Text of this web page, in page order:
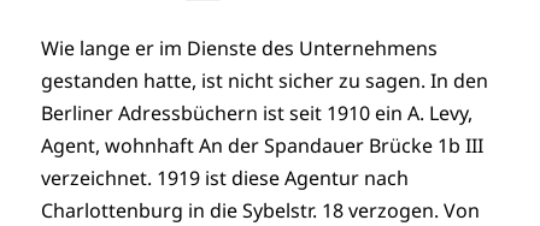
Wie lange er im Dienste des Unternehmens
gestanden hatte, ist nicht sicher zu sagen. In den
Berliner Adressbüchern ist seit 1910 ein A. Levy,
Agent, wohnhaft An der Spandauer Brücke 1b III
verzeichnet. 1919 ist diese Agentur nach
Charlottenburg in die Sybelstr. 18 verzogen. Von